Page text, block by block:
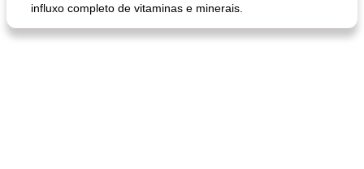
influxo completo de vitaminas e minerais.